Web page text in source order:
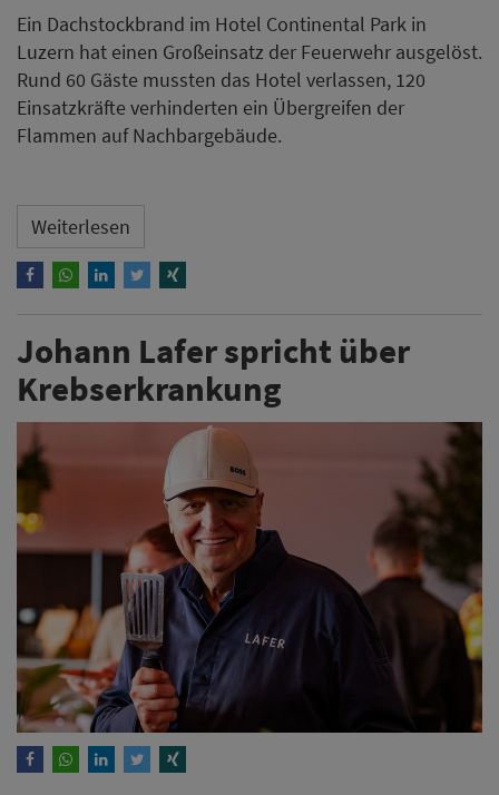
Ein Dachstockbrand im Hotel Continental Park in
Luzern hat einen Großeinsatz der Feuerwehr ausgelöst.
Rund 60 Gäste mussten das Hotel verlassen, 120
Einsatzkräfte verhinderten ein Übergreifen der
Flammen auf Nachbargebäude.
Weiterlesen
Johann Lafer spricht über
Krebserkrankung